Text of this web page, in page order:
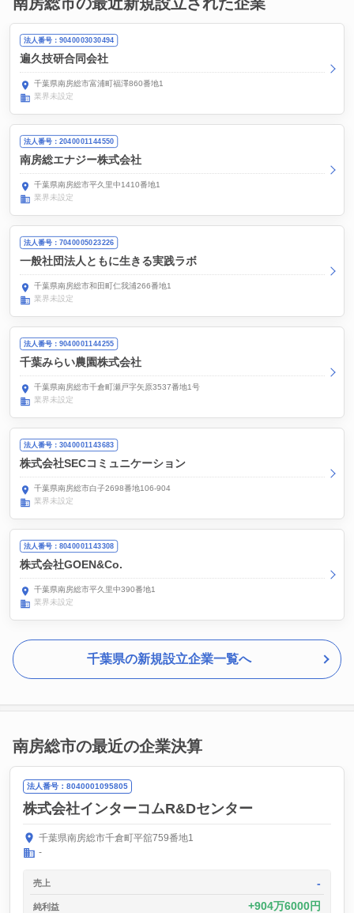
法人番号：9040003030494
遍久技研合同会社
千葉県南房総市富浦町福澤860番地1
業界未設定
法人番号：2040001144550
南房総エナジー株式会社
千葉県南房総市平久里中1410番地1
業界未設定
法人番号：7040005023226
一般社団法人ともに生きる実践ラボ
千葉県南房総市和田町仁我浦266番地1
業界未設定
法人番号：9040001144255
千葉みらい農園株式会社
千葉県南房総市千倉町瀬戸字矢原3537番地1号
業界未設定
法人番号：3040001143683
株式会社SECコミュニケーション
千葉県南房総市白子2698番地106-904
業界未設定
法人番号：8040001143308
株式会社GOEN&Co.
千葉県南房総市平久里中390番地1
業界未設定
千葉県の新規設立企業一覧へ
南房総市の最近の企業決算
法人番号：8040001095805
株式会社インターコムR&Dセンター
千葉県南房総市千倉町平舘759番地1
-
売上 -
純利益 904万6000円